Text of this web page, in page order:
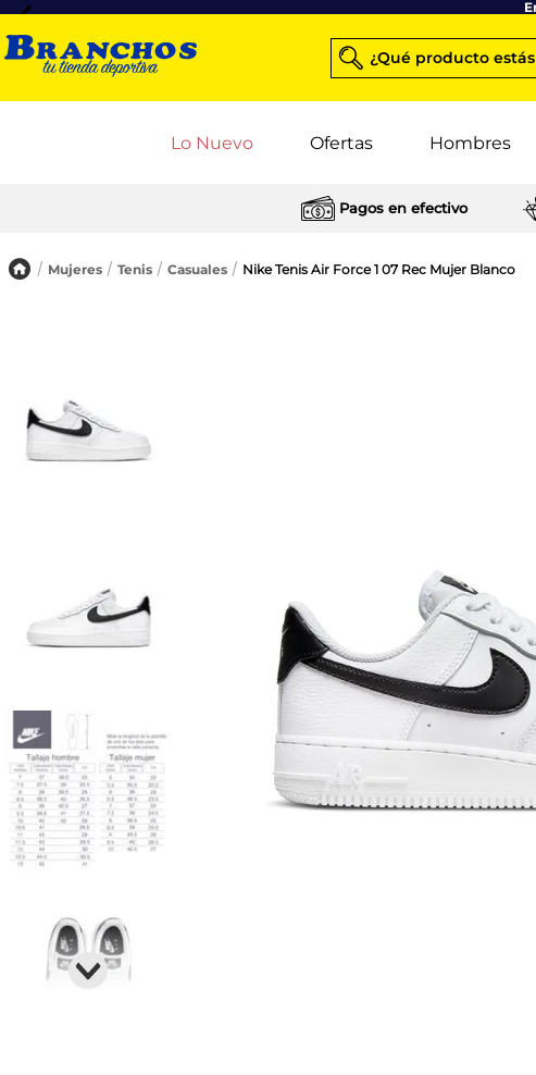
¿Qué producto
Lo Nuevo Ofertas Hombres
Pagos en efectivo
Mujeres Tenis Casuales Nike Tenis Air Force 1 07 Rec Mujer Blanco